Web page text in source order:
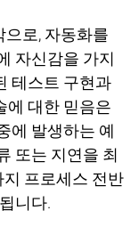
으로, 자동화를
자신감을 가지
테스트 구현과
에 대한 믿음은
에 발생하는 예
또는 지연을 최
프로세스 전반
니다.